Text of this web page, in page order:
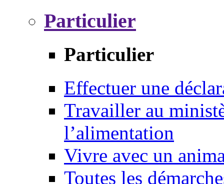
Particulier
Particulier
Effectuer une
Travailler au
l’alimentation
Vivre avec un
Toutes les